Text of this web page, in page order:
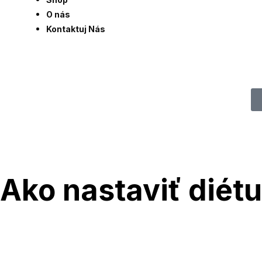
O nás
Kontaktuj Nás
Ako nastaviť diétu